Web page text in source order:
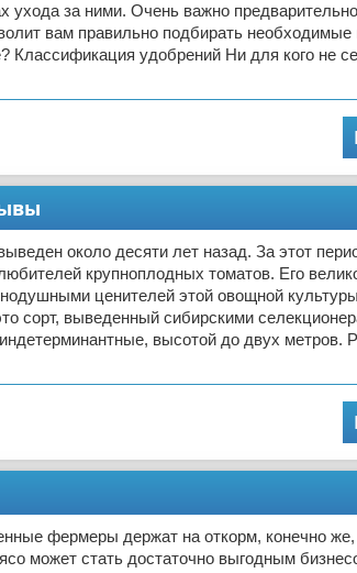
ухода за ними. Очень важно
вам правильно подбирать необходимые
Классификация удобрений Ни для кого не
около десяти лет назад. За этот
крупноплодных томатов. Его
ценителей этой овощной
сорт, выведенный сибирскими
высотой до двух метров.
фермеры держат на откорм, конечно же,
может стать достаточно выгодным